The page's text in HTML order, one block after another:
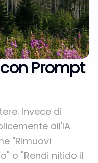
Prompt
Invece di
all'IA
"Rimuovi
o "Rendi nitido il